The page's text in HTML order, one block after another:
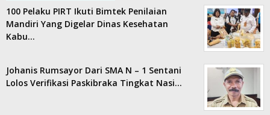
100 Pelaku PIRT Ikuti Bimtek Penilaian
Mandiri Yang Digelar Dinas Kesehatan
Kabu…
Johanis Rumsayor Dari SMA N – 1 Sentani
Lolos Verifikasi Paskibraka Tingkat Nasi…